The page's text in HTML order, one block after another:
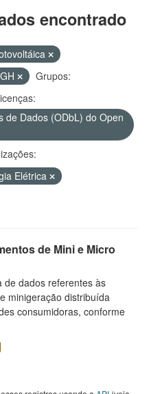
encontrado
Grupos:
de Dados (ODbL) do Open
Elétrica
de Mini e Micro
de dados referentes às
minigeração distribuída
consumidoras, conforme